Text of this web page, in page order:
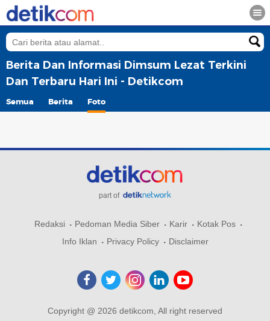
Berita Dan Informasi Dimsum Lezat Terkini
Dan Terbaru Hari Ini - Detikcom
Semua Berita Foto
part of
Redaksi Pedoman Media Siber Karir
Kotak Pos
Info Iklan
Privacy Policy Disclaimer
Copyright @ 2026 detikcom, All right reserved